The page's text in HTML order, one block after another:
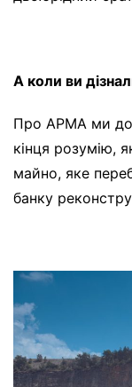
А коли ви
Про АРМА ми
кінця розумію,
майно, яке
банку